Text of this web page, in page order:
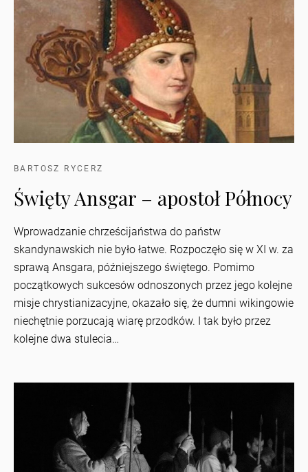
BARTOSZ RYCERZ
Święty Ansgar – apostoł Północy
Wprowadzanie chrześcijaństwa do państw
skandynawskich nie było łatwe. Rozpoczęło się w XI w. za
sprawą Ansgara, późniejszego świętego. Pomimo
początkowych sukcesów odnoszonych przez jego kolejne
misje chrystianizacyjne, okazało się, że dumni wikingowie
niechętnie porzucają wiarę przodków. I tak było przez
kolejne dwa stulecia…